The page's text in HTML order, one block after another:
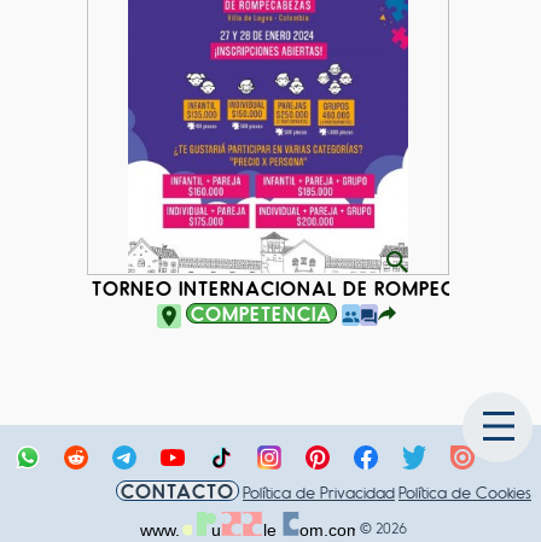
TORNEO INTERNACIONAL DE
COMPETENCIA
CONTACTO Política de PrivacidadPolítica de Cookies
© 2026